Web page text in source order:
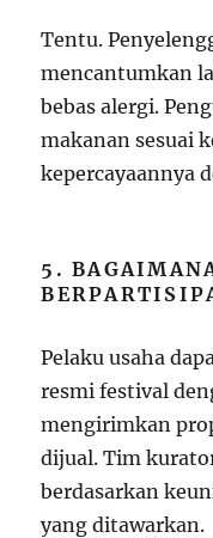
Tentu.
mencantumkan
bebas alergi.
makanan sesuai
kepercayaannya
5.
Pelaku usaha
resmi festival
mengirimkan
dijual. Tim
berdasarkan
yang ditawarkan.